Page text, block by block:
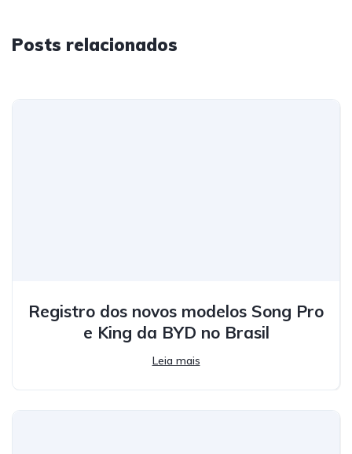
Posts relacionados
Registro dos novos modelos Song Pro
e King da BYD no Brasil
Leia mais